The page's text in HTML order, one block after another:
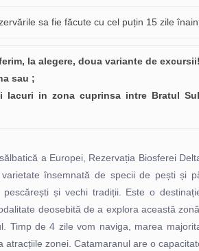
sa fie făcute cu cel puțin 15 zile
la alegere, doua variante de excursii!
sau ;
lacuri in zona cuprinsa intre Bratul
a Europei, Rezervația Biosferei
însemnată de specii de pești și
și vechi tradiții. Este o
deosebită de a explora această
Timp de 4 zile vom naviga, marea
atracțiile zonei. Catamaranul are o